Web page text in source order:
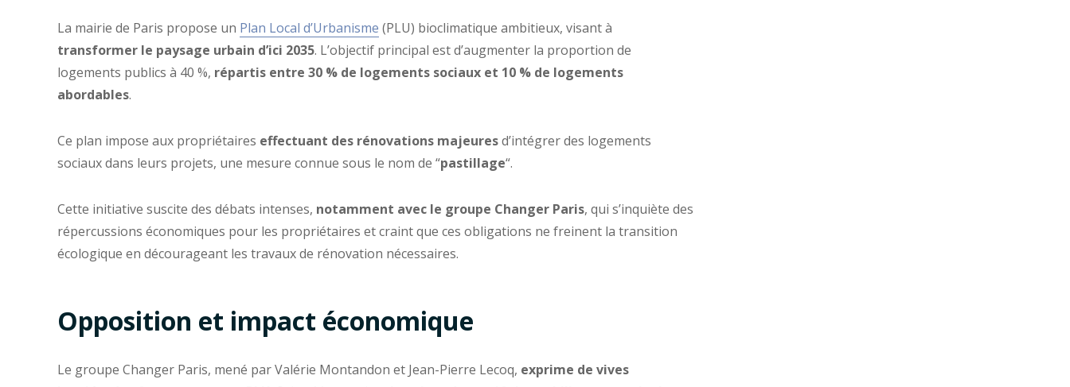
La mairie de Paris propose un Plan Local d’Urbanisme (PLU) bioclimatique ambitieux, visant à
transformer le paysage urbain d’ici 2035. L’objectif principal est d’augmenter la proportion de
logements publics à 40 %, répartis entre 30 % de logements sociaux et 10 % de logements
abordables.
Ce plan impose aux propriétaires effectuant des rénovations majeuresd’intégrer des logements
sociaux dans leurs projets, une mesure connue sous le nom de “pastillage“.
Cette initiative suscite des débats intenses, notamment avec le groupe Changer Paris, qui s’inquiète des
répercussions économiques pour les propriétaires et craint que ces obligations ne freinent la transition
écologique en décourageant les travaux de rénovation nécessaires.
Opposition et impact économique
Le groupe Changer Paris, mené par Valérie Montandon et Jean-Pierre Lecoq, exprime de vives